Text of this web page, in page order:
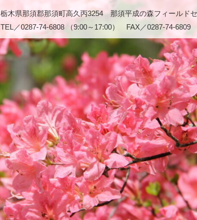
栃木県那須郡那須町高久丙3254 那須平成の森フィールド
TEL／0287-74-6808 （9:00～17:00） FAX／0287-74-6809